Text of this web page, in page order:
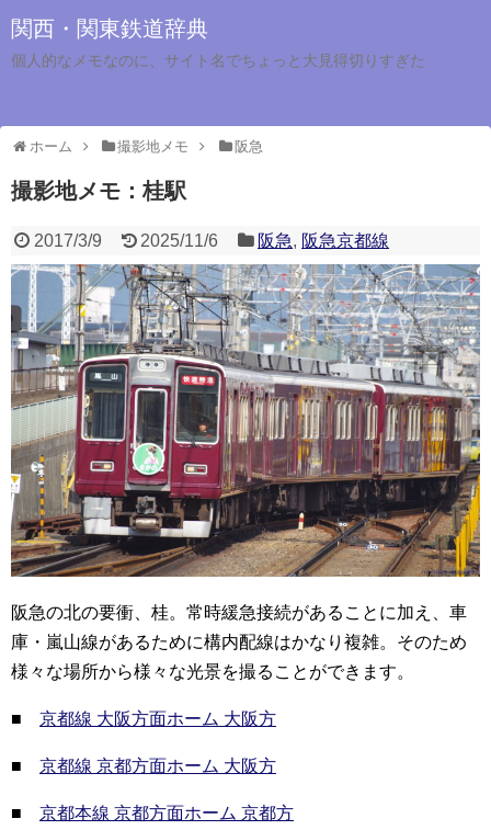
関西・関東鉄道辞典
個人的なメモなのに、サイト名でちょっと大見得切りすぎた
ホーム 撮影地メモ 阪急
撮影地メモ：桂駅
2017/3/9 2025/11/6 阪急, 阪急京都線
阪急の北の要衝、桂。常時緩急接続があることに加え、車
庫・嵐山線があるために構内配線はかなり複雑。そのため
様々な場所から様々な光景を撮ることができます。
■ 京都線 大阪方面ホーム 大阪方
■ 京都線 京都方面ホーム 大阪方
■ 京都本線 京都方面ホーム 京都方